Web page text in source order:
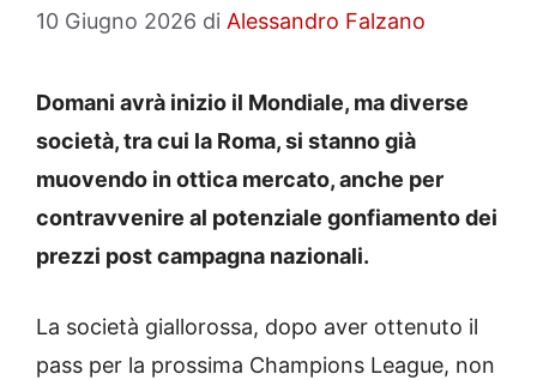
10 Giugno 2026 di Alessandro Falzano
Domani avrà inizio il Mondiale, ma diverse
società, tra cui la Roma, si stanno già
muovendo in ottica mercato, anche per
contravvenire al potenziale gonfiamento dei
prezzi post campagna nazionali.
La società giallorossa, dopo aver ottenuto il
pass per la prossima Champions League, non